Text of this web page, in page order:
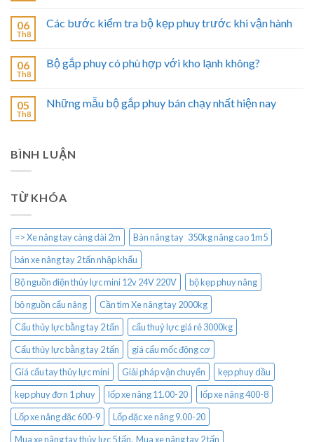
06
Th8
Các bước kiểm tra bộ kẹp phuy trước khi vận hành
06
Th8
Bộ gắp phuy có phù hợp với kho lạnh không?
05
Th8
Những mẫu bộ gắp phuy bán chạy nhất hiện nay
BÌNH LUẬN
TỪ KHÓA
=> Xe nâng tay càng dài 2m
Bàn nâng tay 350kg nâng cao 1m5
bán xe nâng tay 2 tấn nhập khẩu
Bộ nguồn điện thủy lực mini 12v 24V 220V
bộ kẹp phuy nâng
bộ nguồn cẩu nâng
Cần tìm Xe nâng tay 2000kg
Cẩu thủy lực bằng tay 2 tấn
cẩu thuỷ lực giá rẻ 3000kg
Cẩu thủy lực bằng tay 2 tấn
giá cẩu mốc động cơ
Giá cẩu tay thủy lực mini
Giải pháp vận chuyển
kẹp phuy dầu
kẹp phuy đơn 1 phuy
lốp xe nâng 11.00-20
lốp xe nâng 400-8
Lốp xe nâng đặc 600-9
Lốp đặc xe nâng 9.00-20
Mua xe nâng tay thủy lực 5 tấn. Mua xe nâng tay 2 tấn